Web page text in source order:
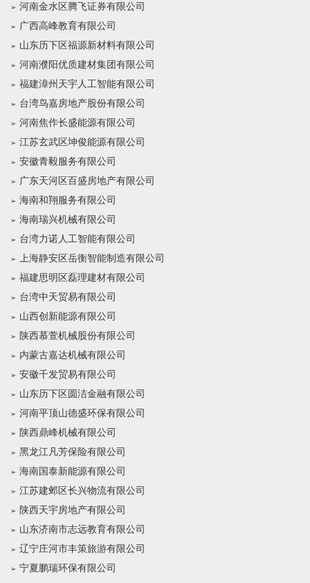
河南金水区腾飞证券有限公司
广西高峰教育有限公司
山东历下区福源新材料有限公司
河南濮阳优质建材集团有限公司
福建漳州天宇人工智能有限公司
台湾鸟嘉房地产股份有限公司
河南焦作长盛能源有限公司
江苏玄武区坤俊能源有限公司
安徽青毅服务有限公司
广东天河区百盛房地产有限公司
海南和翔服务有限公司
海南瑞兴机械有限公司
台湾力诺人工智能有限公司
上海静安区岳衡智能制造有限公司
福建思明区磊理建材有限公司
台湾中天贸易有限公司
山西创新能源有限公司
陕西慕萱机械股份有限公司
内蒙古嘉达机械有限公司
安徽千发贸易有限公司
山东历下区圆洁金融有限公司
河南平顶山德盛环保有限公司
陕西鼎峰机械有限公司
黑龙江凡芳保险有限公司
海南国泰新能源有限公司
江苏建邺区长兴物流有限公司
陕西天宇房地产有限公司
山东济南市志远教育有限公司
辽宁庄河市丰策旅游有限公司
宁夏鹏瑞环保有限公司